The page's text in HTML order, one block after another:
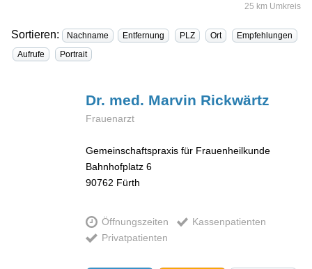
25 km Umkreis
Sortieren: Nachname Entfernung PLZ Ort
Empfehlungen
Aufrufe
Portrait
Dr. med. Marvin Rickwärtz
Frauenarzt
Gemeinschaftspraxis für Frauenheilkunde
Bahnhofplatz 6
90762 Fürth
Öffnungszeiten
Kassenpatienten
Privatpatienten